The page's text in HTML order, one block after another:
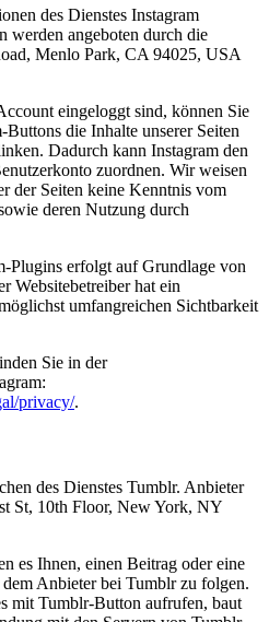
des Dienstes Instagram
werden angeboten durch die
Menlo Park, CA 94025, USA
eingeloggt sind, können Sie
die Inhalte unserer Seiten
Dadurch kann Instagram den
zuordnen. Wir weisen
der Seiten keine Kenntnis vom
deren Nutzung durch
Plugins erfolgt auf Grundlage von
hat ein
umfangreichen Sichtbarkeit
Sie in der
privacy/.
des Dienstes Tumblr. Anbieter
St, 10th Floor, New York, NY
es Ihnen, einen Beitrag oder eine
Anbieter bei Tumblr zu folgen.
mit Tumblr-Button aufrufen, baut